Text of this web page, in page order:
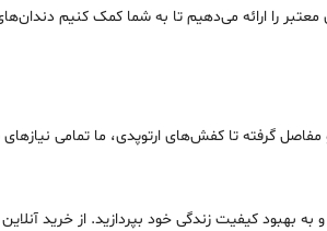
را ارائه می‌دهیم تا به شما کمک کنیم
گرفته تا کفش‌های ارتوپدی، ما تمامی
بهبود کیفیت زندگی خود بپردازید. از خرید